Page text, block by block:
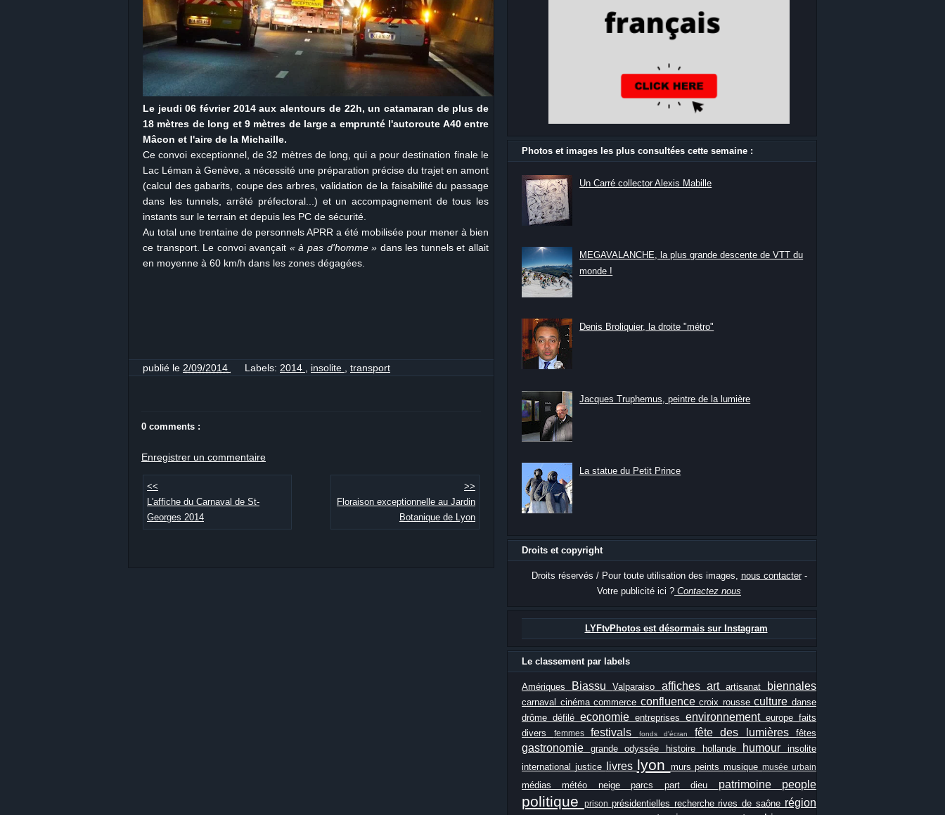
Le jeudi 06 février 2014 aux alentours de 22h, un catamaran de plus de
18 mètres de long et 9 mètres de large a emprunté l'autoroute A40 entre
Mâcon et l'aire de la Michaille.
Ce convoi exceptionnel, de 32 mètres de long, qui a pour destination finale le
Lac Léman à Genève, a nécessité une préparation précise du trajet en amont
(calcul des gabarits, coupe des arbres, validation de la faisabilité du passage
dans les tunnels, arrêté préfectoral...) et un accompagnement de tous les
instants sur le terrain et depuis les PC de sécurité.
Au total une trentaine de personnels APRR a été mobilisée pour mener à bien
ce transport. Le convoi avançait « à pas d'homme » dans les tunnels et allait
en moyenne à 60 km/h dans les zones dégagées.
publié le 2/09/2014 Labels: 2014 insolite transport
0 comments :
Enregistrer un commentaire
<<
L'affiche du Carnaval de St-
Georges 2014
>>
Floraison exceptionnelle au Jardin
Botanique de Lyon
Photos et images les plus consultées cette semaine :
Un Carré collector Alexis Mabille
MEGAVALANCHE, la plus grande descente de VTT du
monde !
Denis Broliquier, la droite "métro"
Jacques Truphemus, peintre de la lumière
La statue du Petit Prince
Droits et copyright
Droits réservés / Pour toute utilisation des images, nous contacter-
Votre publicité ici ? Contactez nous
LYFtvPhotos est désormais sur Instagram
Le classement par labels
Amériques BiassuValparaiso affiches art artisanat biennales
carnaval cinémacommerce confluencecroix rousseculturedanse
drôme défilé economie entreprises environnement europe faits
divers
femmes festivals fonds d'écran fête des lumières fêtes
gastronomie grande odyssée histoire hollande humourinsolite
international justice livres lyon murs peintsmusiquemusée urbain
médiasmétéo neigeparcs part dieu patrimoine people
politique prison présidentielles rechercherives de saône région